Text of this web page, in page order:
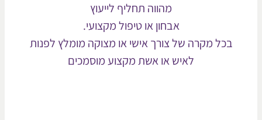
מהווה תחליף לייעוץ
אבחון או טיפול מקצועי.
מקרה של צורך אישי או מצוקה מומלץ לפנות
לאיש או אשת מקצוע מוסמכים